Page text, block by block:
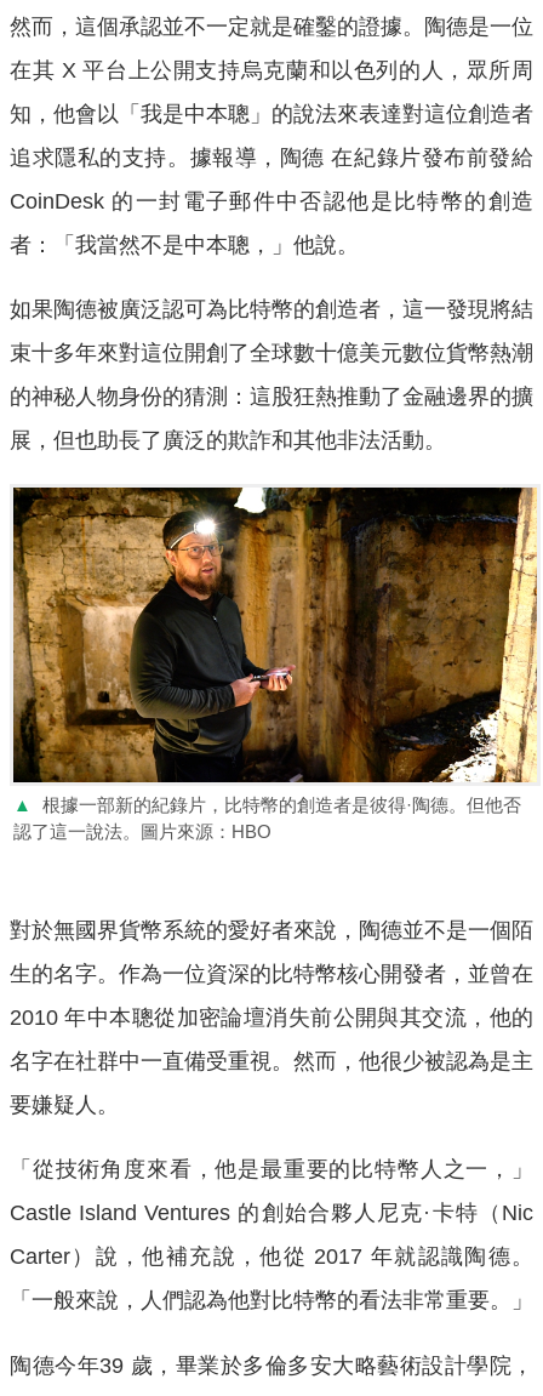
然而，這個承認並不一定就是確鑿的證據。陶德是一位
在其 X 平台上公開支持烏克蘭和以色列的人，眾所周
知，他會以「我是中本聰」的說法來表達對這位創造者
追求隱私的支持。據報導，陶德 在紀錄片發布前發給
CoinDesk 的一封電子郵件中否認他是比特幣的創造
者：「我當然不是中本聰，」他說。
如果陶德被廣泛認可為比特幣的創造者，這一發現將結
束十多年來對這位開創了全球數十億美元數位貨幣熱潮
的神秘人物身份的猜測：這股狂熱推動了金融邊界的擴
展，但也助長了廣泛的欺詐和其他非法活動。
▲
根據一部新的紀錄片，比特幣的創造者是彼得·陶德。但他否
認了這一說法。圖片來源：HBO
對於無國界貨幣系統的愛好者來說，陶德並不是一個陌
生的名字。作為一位資深的比特幣核心開發者，並曾在
2010 年中本聰從加密論壇消失前公開與其交流，他的
名字在社群中一直備受重視。然而，他很少被認為是主
要嫌疑人。
「從技術角度來看，他是最重要的比特幣人之一，」
Castle Island Ventures 的創始合夥人尼克·卡特（Nic
Carter）說，他補充說，他從 2017 年就認識陶德。
「一般來說，人們認為他對比特幣的看法非常重要。」
陶德今年39 歲，畢業於多倫多安大略藝術設計學院，